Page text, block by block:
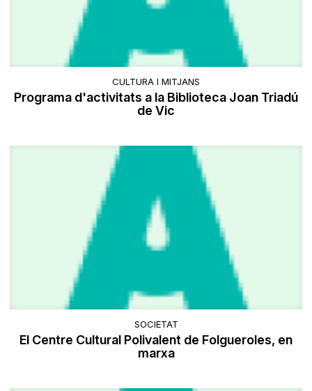
CULTURA I MITJANS
Programa d'activitats a la Biblioteca Joan Triadú
de Vic
SOCIETAT
El Centre Cultural Polivalent de Folgueroles, en
marxa